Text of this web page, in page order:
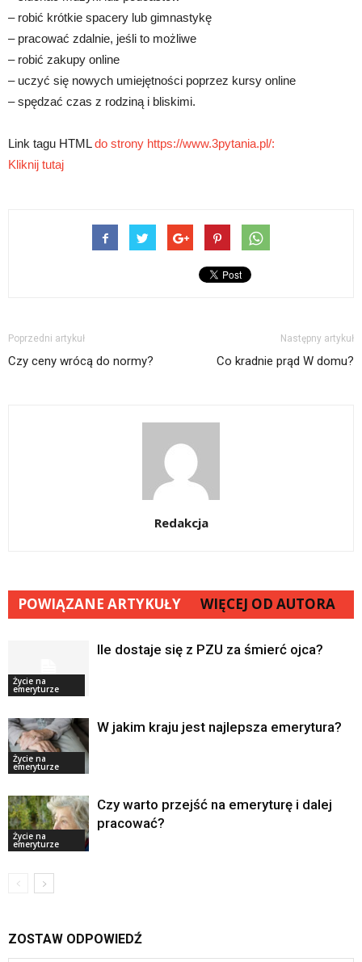
– robić krótkie spacery lub gimnastykę
– pracować zdalnie, jeśli to możliwe
– robić zakupy online
– uczyć się nowych umiejętności poprzez kursy online
– spędzać czas z rodziną i bliskimi.
Link tagu HTMLdo strony https://www.3pytania.pl/:
Kliknij tutaj
Poprzedni artykuł
Czy ceny wrócą do normy?
Następny artykuł
Co kradnie prąd W domu?
Redakcja
POWIĄZANE ARTYKUŁY WIĘCEJ OD AUTORA
Życie na
emeryturze
Ile dostaje się z PZU za śmierć ojca?
Życie na
emeryturze
W jakim kraju jest najlepsza emerytura?
Życie na
emeryturze
Czy warto przejść na emeryturę i dalej
pracować?
ZOSTAW ODPOWIEDŹ